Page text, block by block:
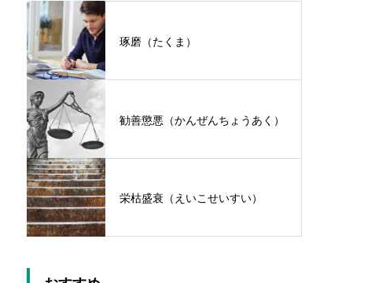
琢磨（たくま）
勧善懲悪（かんぜんちょうあく）
栄枯盛衰（えいこせいすい）